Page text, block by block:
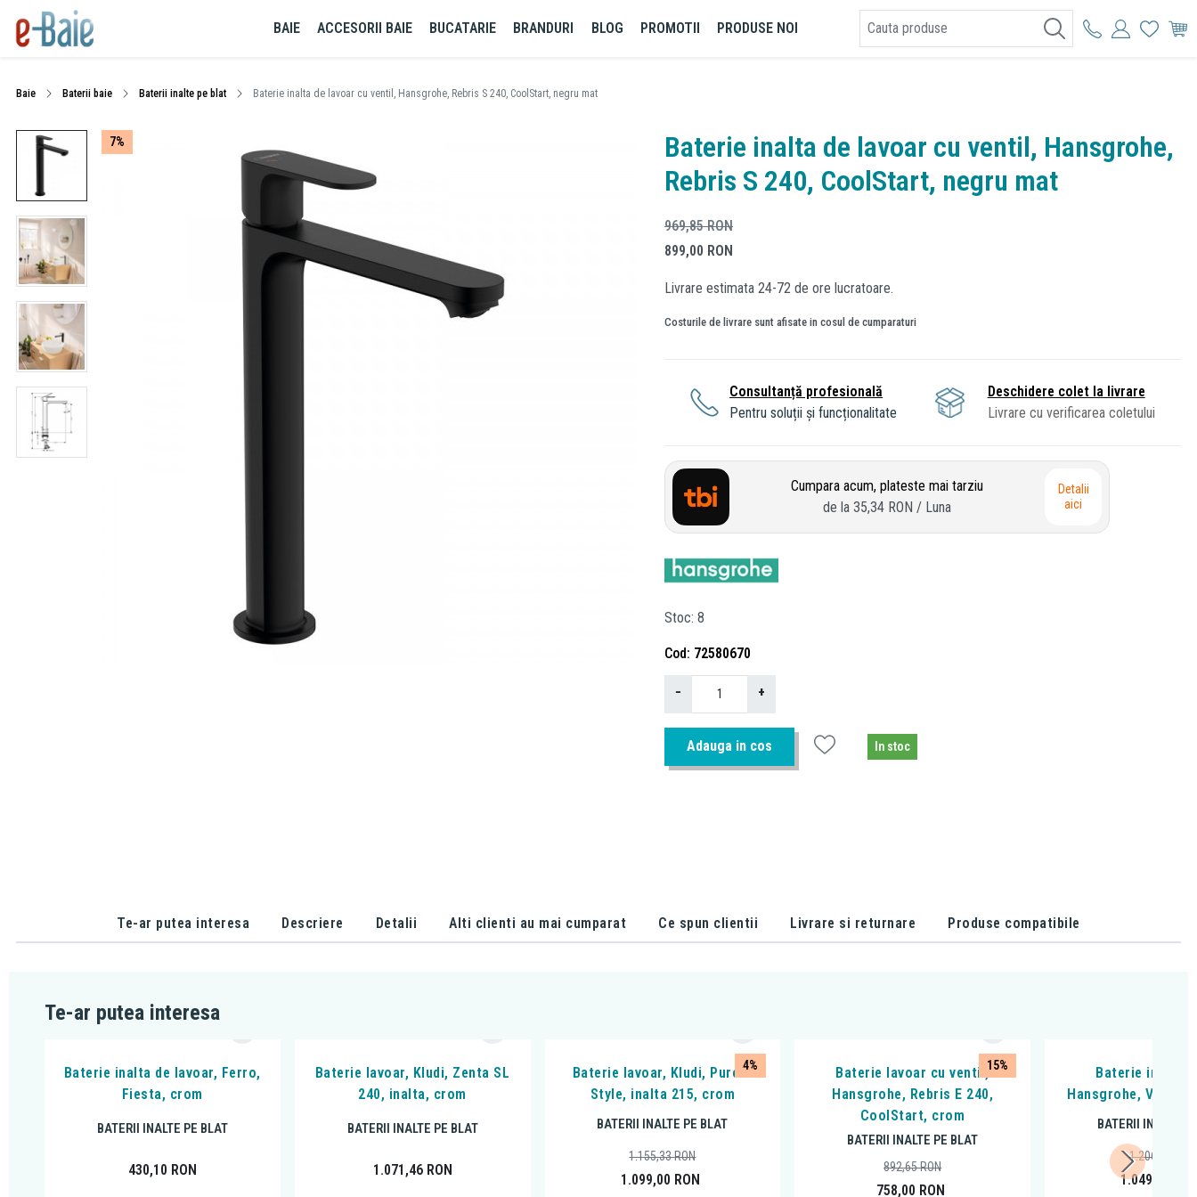
BAIE ACCESORII BAIE BUCATARIE BRANDURI BLOG PROMOTII PRODUSE NOI
Baie Baterii baie Baterii inalte pe blat Baterie inalta de lavoar cu ventil, Hansgrohe, Rebris S 240, CoolStart, negru mat
7%
Baterie inalta de lavoar cu ventil, Hansgrohe,
Rebris S 240, CoolStart, negru mat
969,85RON
899,00 RON
Livrare estimata 24-72 de ore lucratoare.
Costurile de livrare sunt afisate in cosul de cumparaturi
Consultanță profesională
Pentru soluții și funcționalitate
Deschidere colet la livrare
Livrare cu verificarea coletului
Cumpara acum, plateste mai tarziu
de la 35,34 RON / Luna
Detalii
aici
Stoc 8
Cod 72580670
− +
Adauga in cos In stoc
Te-ar putea interesa Descriere Detalii Alti clienti au mai cumparat Ce spun clientii Livrare si returnare Produse compatibile
Te-ar putea interesa
Baterie inalta de lavoar, Ferro,
Fiesta, crom
BATERII INALTE PE BLAT
430,10 RON
Baterie lavoar, Kludi, Zenta SL
240, inalta, crom
BATERII INALTE PE BLAT
1.071,46 RON
4%
Baterie lavoar, Kludi, Pure &
Style, inalta 215, crom
BATERII INALTE PE BLAT
1.099,00 RON
1.155,33RON
15%
Baterie lavoar cu ventil,
Hansgrohe, Rebris E 240,
CoolStart, crom
BATERII INALTE PE BLAT
758,00 RON
892,65RON
Baterie inalta
Hansgrohe, Vivenis
BATERII INALTE
1.049,00
1.206,63